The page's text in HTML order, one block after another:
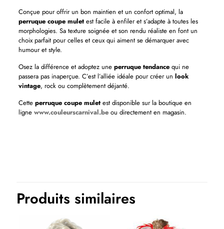
Conçue pour offrir un bon maintien et un confort optimal, la
perruque coupe muletest facile à enfiler et s’adapte à toutes les
morphologies. Sa texture soignée et son rendu réaliste en font un
choix parfait pour celles et ceux qui aiment se démarquer avec
humour et style.
Osez la différence et adoptez une perruque tendancequi ne
passera pas inaperçue. C’est l’alliée idéale pour créer un look
vintage, rock ou complètement déjanté.
Cette perruque coupe muletest disponible sur la boutique en
ligne www.couleurscarnival.beou directement en magasin.
Produits similaires